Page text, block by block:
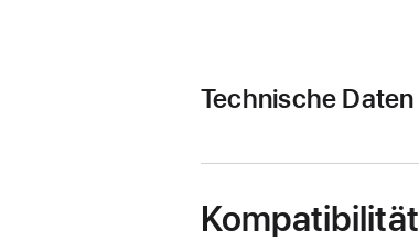
Technische Daten
Kompatibilität